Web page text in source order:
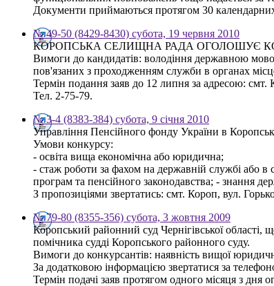
Документи приймаються протягом 30
№ 49-50 (8429-8430) субота, 19 червня 2010
КОРОПСЬКА СЕЛИЩНА РАДА ОГОЛОШУЄ
Вимоги до кандидатів: володіння державною
пов'язаних з проходженням служби в органах
Термін подання заяв до 12 липня за адресою: смт.
Тел. 2-75-79.
№ 3-4 (8383-384) субота, 9 січня 2010
Управління Пенсійного фонду України в
Умови конкурсу:
- освіта вища економічна або юридична;
- стаж роботи за фахом на державній службі або
програм та пенсійного законодавства; - знання
З пропозиціями звертатись: смт. Короп, вул.
№ 79-80 (8355-356) субота, 3 жовтня 2009
Коропський районний суд Чернігівської області,
помічника судді Коропського районного суду.
Вимоги до конкурсантів: наявність вищої
За додатковою інформацією звертатися за
Термін подачі заяв протягом одного місяця з дня